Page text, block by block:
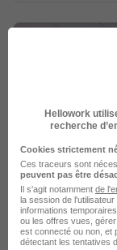
Jober Group
Orléans - 45
Voir l’offre
Hellowork
recherche
Cookies strictement
Ces traceurs sont
peuvent pas être
Il s'agit notamment de
la session de
informations
ou les offres vues,
est connecté ou non, et
détectant les tentatives